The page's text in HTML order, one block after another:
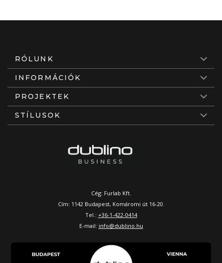
RÓLUNK
INFORMÁCIÓK
PROJEKTEK
STÍLUSOK
Cég: Furlab Kft.
Cím: 1142 Budapest, Komáromi út 16-20.
Tel.: +36-1-422-0414
E-mail: info@dublino.hu